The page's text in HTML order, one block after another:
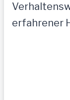
erfahrener